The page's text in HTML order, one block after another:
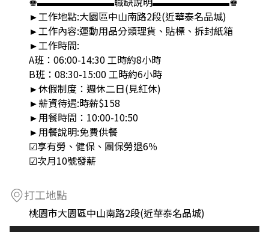
►工作地點:大園區中山南路2段(近華泰名品城)
►工作內容:運動用品分類理貨、貼標、拆封紙箱
►工作時間:
A班：06:00-14:30 工時約8小時
B班：08:30-15:00 工時約6小時
►休假制度：週休二日(見紅休)
►薪資待遇:時薪$158
►用餐時間：10:00-10:50
►用餐說明:免費供餐
☑享有勞、健保、團保勞退6％
☑次月10號發薪
打工地點
桃園市大園區中山南路2段(近華泰名品城)